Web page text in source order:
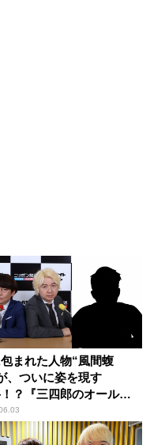
まれた人物“風間蝮
、ついに姿を現す
？『三四郎のオールナ
ッポン0(ZERO)』に登